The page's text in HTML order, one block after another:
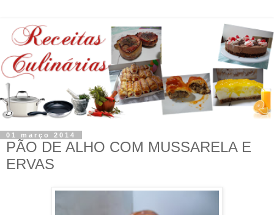
01 março 2014
PÃO DE ALHO COM MUSSARELA E
ERVAS